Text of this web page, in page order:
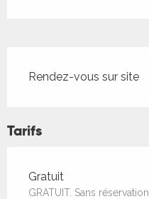
Rendez-vous sur site
Tarifs
Tarifs 2026
Gratuit
GRATUIT. Sans réservation.